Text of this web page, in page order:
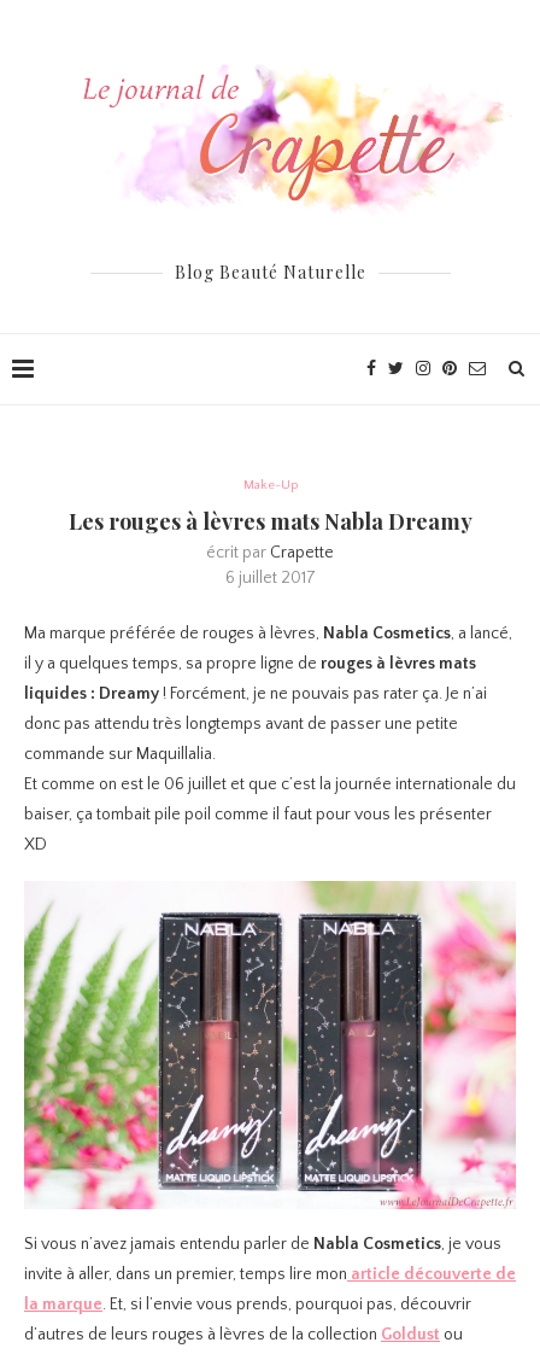
Blog Beauté Naturelle
Make-Up
Les rouges à lèvres mats Nabla Dreamy
écrit par Crapette
6 juillet 2017
Ma marque préférée de rouges à lèvres, Nabla Cosmetics, a lancé,
il y a quelques temps, sa propre ligne de rouges à lèvres mats
liquides : Dreamy ! Forcément, je ne pouvais pas rater ça. Je n’ai
donc pas attendu très longtemps avant de passer une petite
commande sur Maquillalia.
Et comme on est le 06 juillet et que c’est la journée internationale du
baiser, ça tombait pile poil comme il faut pour vous les présenter
XD
Si vous n’avez jamais entendu parler de Nabla Cosmetics, je vous
invite à aller, dans un premier, temps lire mon article découverte de
la marque. Et, si l’envie vous prends, pourquoi pas, découvrir
d’autres de leurs rouges à lèvres de la collection Goldust ou